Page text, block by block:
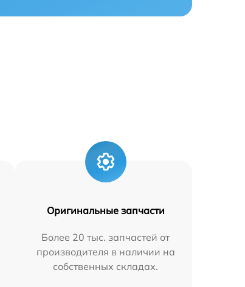
Оригинальные запчасти
Более 20 тыс. запчастей от
производителя в наличии на
собственных складах.